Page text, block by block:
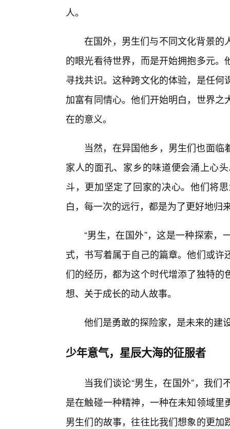
人。
在国外，男生们与不同文化背景的
的眼光看待世界，而是开始拥抱多元
寻找共识。这种跨文化的体验，是任
加富有同情心。他们开始明白，世界
在的意义。
当然，在异国他乡，男生们也面
家人的面孔、家乡的味道便会涌上心
斗，更加坚定了回家的决心。他们将
白，每一次的远行，都是为了更好地归
“男生，在国外”，这是一种探索
式，书写着属于自己的篇章。他们或
们的经历，都为这个时代增添了独特
想、关于成长的动人故事。
他们是勇敢的探险家，是未来的建
少年意气，星辰大海的征服者
当我们谈论“男生，在国外”，我
是在触碰一种精神，一种在未知领域
男生们的故事，往往比我们想象的更